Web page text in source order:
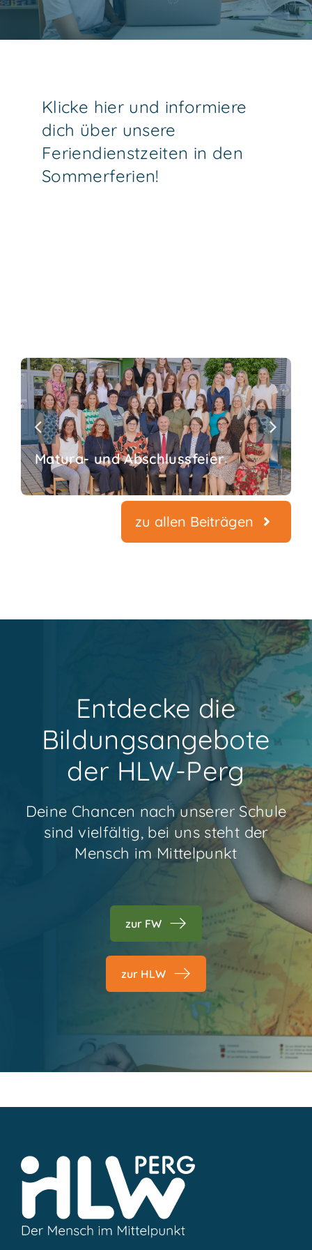
KONTAKT
Klicke hier und informiere
dich über unsere
Feriendienstzeiten in den
Sommerferien!
Matura- und Abschlussfeier
zu allen Beiträgen
Entdecke die
Bildungsangebote
der HLW-Perg
Deine Chancen nach unserer Schule
sind vielfältig, bei uns steht der
Mensch im Mittelpunkt
zur FW
zur HLW